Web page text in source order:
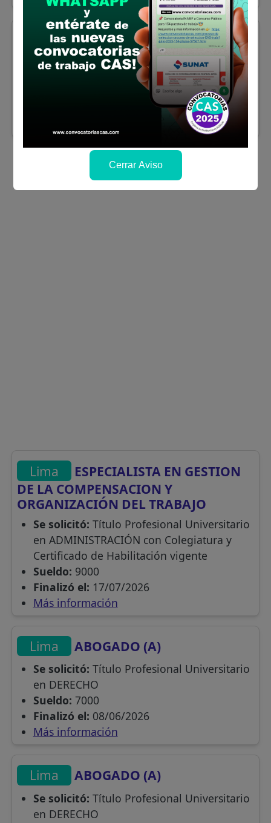
Lima AUXILIAR DE ALMACEN
Se solicitó:Estudios Secundarios
Lima
ESPECIALISTA EN GESTION
DE LA COMPENSACION Y
ORGANIZACIÓN DEL TRABAJO
Se solicitó: Título Profesional Universitario
en ADMINISTRACIÓN con Colegiatura y
Certificado de Habilitación vigente
Sueldo: 9000
Finalizó el: 17/07/2026
Más información
Lima ABOGADO (A)
Se solicitó: Título Profesional Universitario
en DERECHO
Sueldo: 7000
Finalizó el: 08/06/2026
Más información
Lima ABOGADO (A)
Se solicitó: Título Profesional Universitario
en DERECHO
Cerrar Aviso